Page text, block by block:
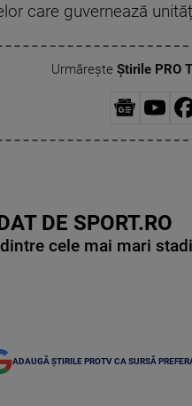
care guvernează
Urmărește Știrile PRO
DE SPORT.RO
cele mai mari
ADAUGĂ ȘTIRILE PROTV CA SURSĂ